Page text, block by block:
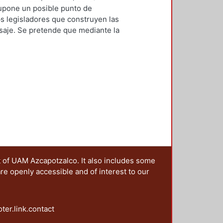
las artes: la literatura, la
y el cine. Este amplio conjunto
Arquitectura del
organizar y llevar a cabo el
Manuel ;Larrucea Garritz,
;González Márquez, José
María;Cancino Aguilar, Miguel
un posible punto de
legisladores que construyen las
Se pretende que mediante la
UAM Azcapotzalco. It also includes some
openly accessible and of interest to our